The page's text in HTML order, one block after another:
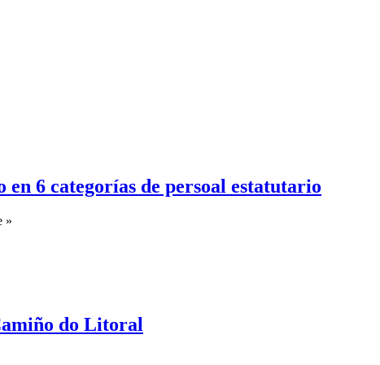
en 6 categorías de persoal estatutario
»
do Litoral